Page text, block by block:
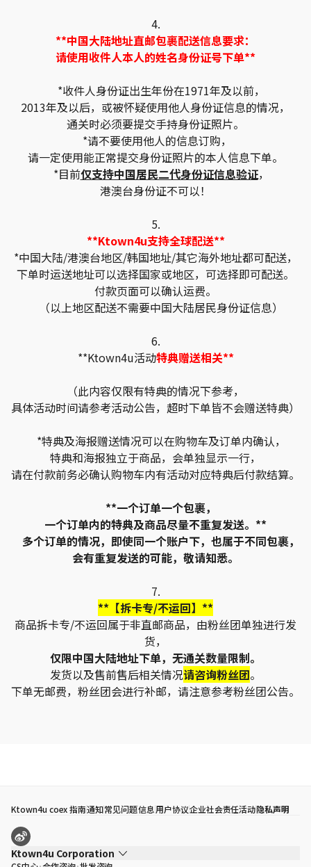
4.
**中国大陆地址直邮包裹配送信息要求：
请使用收件人本人的姓名身份证号下单**
*收件人身份证出生年份在1971年及以前，
2013年及以后，或被怀疑使用他人身份证信息的情况，
通关时必须要提交手持身份证照片。
*请不要使用他人的信息订购，
请一定使用能正常提交身份证照片的本人信息下单。
*目前仅支持中国居民二代身份证信息验证，
港澳台身份证不可以！
5.
**Ktown4u支持全球配送**
*中国大陆/港澳台地区/韩国地址/其它海外地址都可配送，
下单时运送地址可以选择国家或地区，可选择即可配送。
付款页面可以确认运费。
（以上地区配送不需要中国大陆居民身份证信息）
6.
**Ktown4u活动特典赠送相关**
（此内容仅限有特典的情况下参考，
具体活动时间请参考活动公告，超时下单皆不会赠送特典）
*特典及海报赠送情况可以在购物车及订单内确认，
特典和海报独立于商品，会单独显示一行，
请在付款前务必确认购物车内有活动对应特典后付款结算。
**一个订单一个包裹，
一个订单内的特典及商品尽量不重复发送。**
多个订单的情况，即使同一个账户下，也属于不同包裹，
会有重复发送的可能，敬请知悉。
7.
**【拆卡专/不运回】**
商品拆卡专/不运回属于非直邮商品，由粉丝团单独进行发
货，
仅限中国大陆地址下单，无通关数量限制。
发货以及售前售后相关情况请咨询粉丝团。
下单无邮费，粉丝团会进行补邮，请注意参考粉丝团公告。
Ktown4u coex 指南通知常见问题信息用户协议企业社会责任活动隐私声明
Ktown4u Corporation